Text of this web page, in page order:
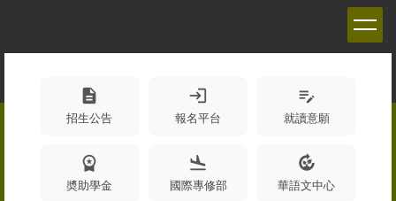
description
招生公告
login
報名平台
edit_note
就讀意願
workspace_premium
奬助學金
flight_land
國際專修部
compost
華語文中心